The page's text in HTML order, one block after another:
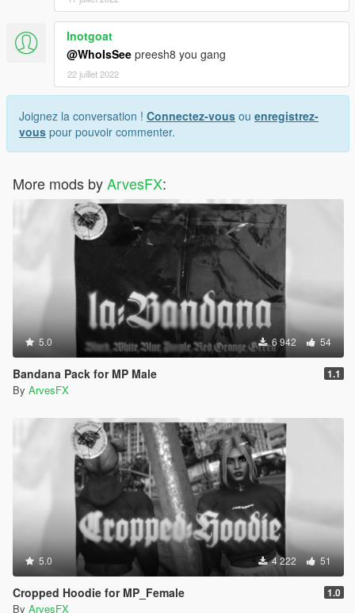
Inotgoat
@WhoIsSee preesh8 you gang
22 juillet 2022
Joignez la conversation ! Connectez-vous ou enregistrez-
vous pour pouvoir commenter.
More mods byArvesFX:
5.0 6 942 54
Bandana Pack for MP Male 1.1
By ArvesFX
5.0 4 222 51
Cropped Hoodie for MP_Female 1.0
By ArvesFX